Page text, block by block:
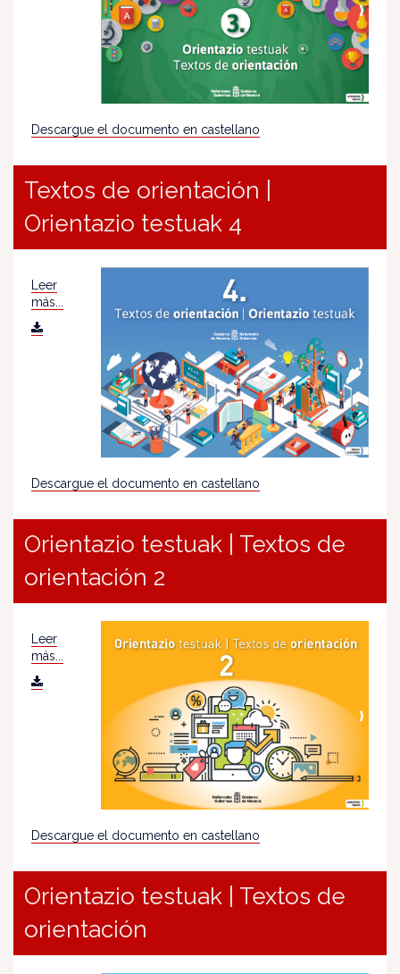
Descargue el documento en castellano
Textos de orientación |
Orientazio testuak 4
Leer
más...
Descargue el documento en castellano
Orientazio testuak | Textos de
orientación 2
Leer
más...
Descargue el documento en castellano
Orientazio testuak | Textos de
orientación